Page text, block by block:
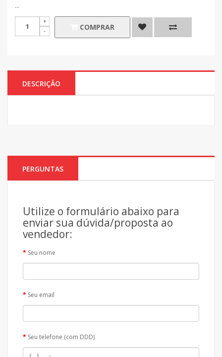
...
COMPRAR
DESCRIÇÃO
PERGUNTAS
Utilize o formulário abaixo para
enviar sua dúvida/proposta ao
vendedor:
Seu nome
Seu email
Seu telefone (com DDD)